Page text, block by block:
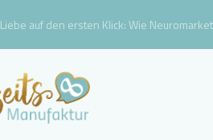
Liebe auf den ersten Klick: Wie